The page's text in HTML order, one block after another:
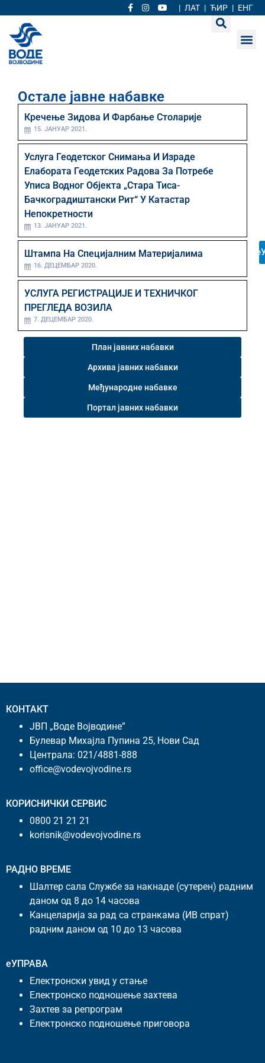
| ЛАТ | ЋИР | ЕНГ
Остале јавне набавке
Кречење Зидова И Фарбање Столарије
15. ЈАНУАР 2021.
Услуга Геодетског Снимања И Израде
Елабората Геодетских Радова За Потребе
Уписа Водног Објекта „Стара Тиса-
Бачкоградиштански Рит“ У Катастар
Непокретности
13. ЈАНУАР 2021.
Штампа На Специјалним Материјалима
16. ДЕЦЕМБАР 2020.
УСЛУГА РЕГИСТРАЦИЈЕ И ТЕХНИЧКОГ
ПРЕГЛЕДА ВОЗИЛА
7. ДЕЦЕМБАР 2020.
План јавних набавки
Архива јавних набавки
Међународне набавке
Портал јавних набавки
КОНТАКТ
ЈВП „Воде Војводине”
Булевар Михајла Пупина 25, Нови Сад
Централа: 021/4881-888
office@vodevojvodine.rs
КОРИСНИЧКИ СЕРВИС
0800 21 21 21
korisnik@vodevojvodine.rs
РАДНО ВРЕМЕ
Шалтер сала Службе за накнаде (сутерен) радним
даном од 8 до 14 часова
Канцеларија за рад са странкама (ИВ спрат)
радним даном од 10 до 13 часова
еУПРАВА
Електронски увид у стање
Електронско подношење захтева
Захтев за репрограм
Електронско подношење приговора